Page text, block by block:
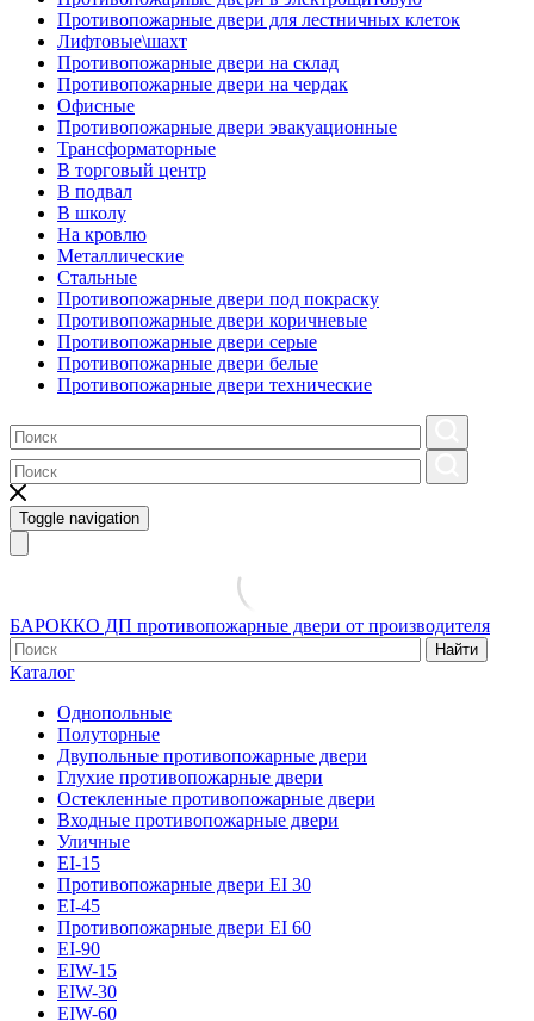
Противопожарные двери для лестничных клеток
Лифтовые\шахт
Противопожарные двери на склад
Противопожарные двери на чердак
Офисные
Противопожарные двери эвакуационные
Трансформаторные
В торговый центр
В подвал
В школу
На кровлю
Металлические
Стальные
Противопожарные двери под покраску
Противопожарные двери коричневые
Противопожарные двери серые
Противопожарные двери белые
Противопожарные двери технические
Toggle navigation
БАРОККО ДП противопожарные двери от производителя
Найти
Каталог
Однопольные
Полуторные
Двупольные противопожарные двери
Глухие противопожарные двери
Остекленные противопожарные двери
Входные противопожарные двери
Уличные
EI-15
Противопожарные двери EI 30
EI-45
Противопожарные двери EI 60
EI-90
EIW-15
EIW-30
EIW-60